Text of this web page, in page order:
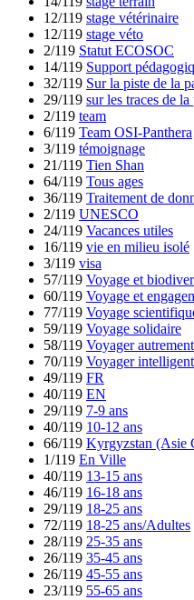
12/119 stage vétérinaire
12/119 stage véto
2/119 Statut ECOSOC
14/119 Support
32/119 Sur la piste de la
29/119 sur les traces de
2/119 team
6/119 Team OSI-Panthera
3/119 témoignage
21/119 Tien Shan
64/119 Tous ages
36/119 Traitement de
2/119 UNESCO
24/119 Vacances utiles
16/119 vie en milieu isolé
3/119 visa
57/119 Voyage et
60/119 Voyage et
77/119 Voyage
59/119 Voyage solidaire
58/119 Voyager autrement
70/119 Voyager intelligent
49/119 FR
40/119 EN
29/119 7-9 ans
40/119 10-12 ans
66/119 Kyrgyzstan (Asie
1/119 En Ville
40/119 13-15 ans
46/119 16-18 ans
29/119 18-25 ans
72/119 18-25 ans/Adultes
28/119 25-35 ans
26/119 35-45 ans
26/119 45-55 ans
23/119 55-65 ans